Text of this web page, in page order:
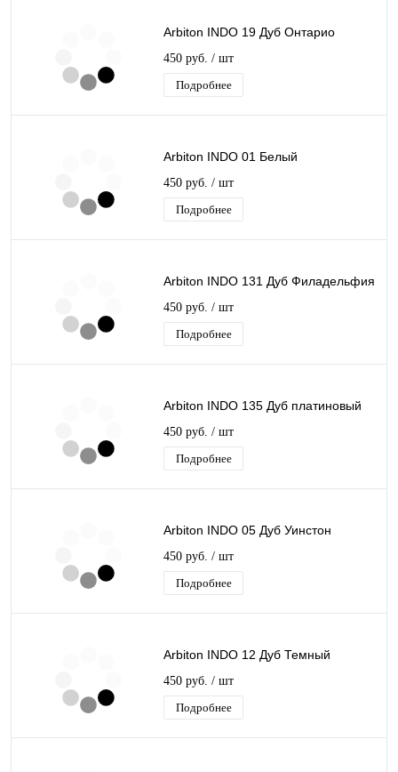
Arbiton INDO 19 Дуб Онтарио
450 руб. / шт
Подробнее
Arbiton INDO 01 Белый
450 руб. / шт
Подробнее
Arbiton INDO 131 Дуб Филадельфия
450 руб. / шт
Подробнее
Arbiton INDO 135 Дуб платиновый
450 руб. / шт
Подробнее
Arbiton INDO 05 Дуб Уинстон
450 руб. / шт
Подробнее
Arbiton INDO 12 Дуб Темный
450 руб. / шт
Подробнее